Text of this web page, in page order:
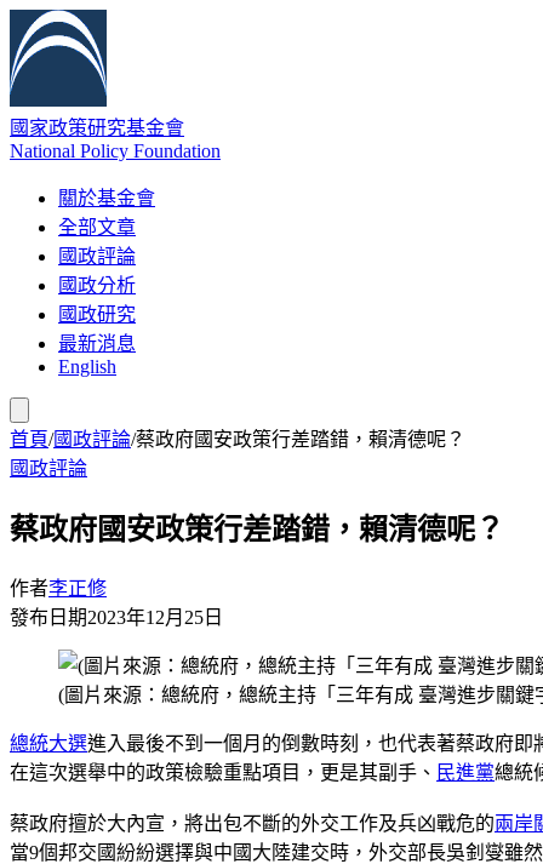
國家政策研究基金會
National Policy Foundation
關於基金會
全部文章
國政評論
國政分析
國政研究
最新消息
English
首頁/國政評論/蔡政府國安政策行差踏錯，賴清德呢？
國政評論
蔡政府國安政策行差踏錯，賴清德呢？
作者李正修
發布日期2023年12月25日
(圖片來源：總統府，總統主持「三年有成 臺灣進步關鍵
總統大選進入最後不到一個月的倒數時刻，也代表著蔡政府
在這次選舉中的政策檢驗重點項目，更是其副手、 民進黨總統
蔡政府擅於大內宣，將出包不斷的外交工作及兵凶戰危的兩岸
當9個邦交國紛紛選擇與中國大陸建交時，外交部長吳釗燮雖